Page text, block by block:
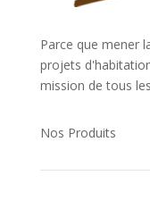
Parce que mener
projets
mission de tous
Nos Produits